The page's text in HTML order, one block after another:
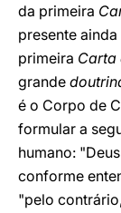
da primeira
presente
primeira Carta
grande
é o Corpo de
formular a
humano:
conforme
"pelo